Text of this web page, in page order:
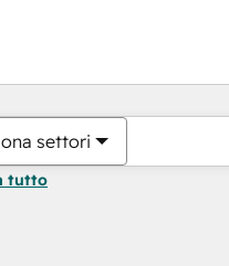
settori
tutto